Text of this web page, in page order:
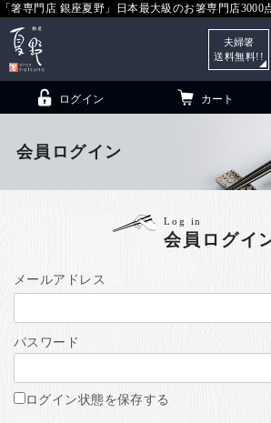
「箸専門店 銀座夏野」日本最大級のお箸専門店3000
（贈答用・自宅用）
銀座夏野・箸長
ご利用ガイド
お客様の声
ログイン カート
夫婦箸
送料無料!!
会員ログイン
Log in
会員ログイ
メールアドレス
パスワード
ログイン状態を保存する